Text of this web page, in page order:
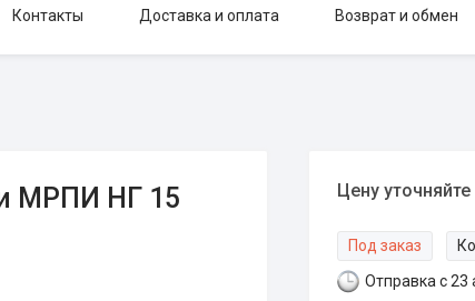
Контакты Доставка и оплата Возврат и обмен
МРПИ НГ 15
Цену уточняйте
Под заказ
Отправка с 23